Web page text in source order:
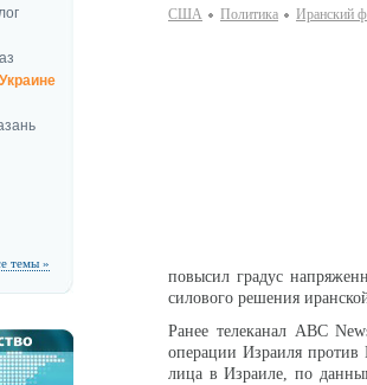
темы »
США Политика Иранский
повысил градус
силового решения
Ранее телеканал ABC
операции Израиля
лица в Израиле, по